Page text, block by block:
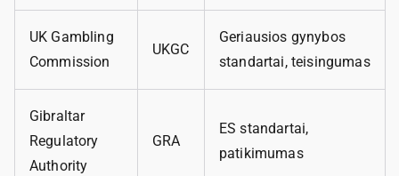
UK Gambling
Commission
UKGC
Geriausios gynybos
standartai, teisingumas
Gibraltar
Regulatory
Authority
GRA
ES standartai,
patikimumas